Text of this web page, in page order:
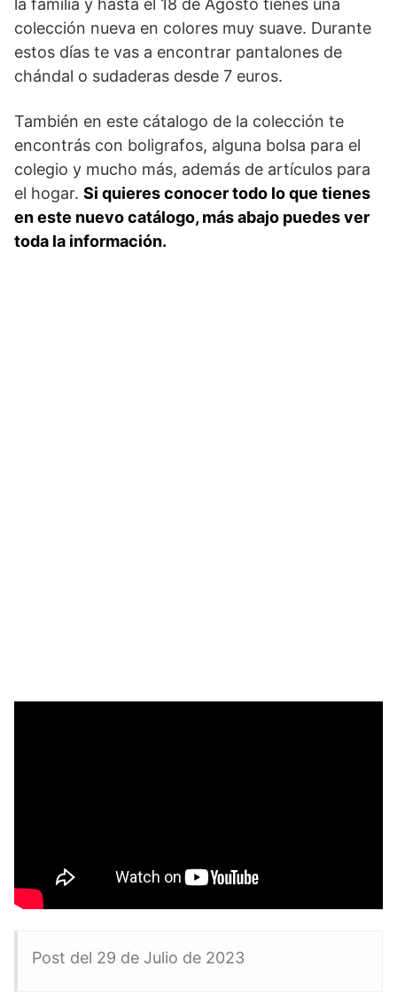
la familia y hasta el 18 de Agosto tienes una
colección nueva en colores muy suave. Durante
estos días te vas a encontrar pantalones de
chándal o sudaderas desde 7 euros.
También en este cátalogo de la colección te
encontrás con boligrafos, alguna bolsa para el
colegio y mucho más, además de artículos para
el hogar. Si quieres conocer todo lo que tienes
en este nuevo catálogo, más abajo puedes ver
toda la información.
Post del 29 de Julio de 2023